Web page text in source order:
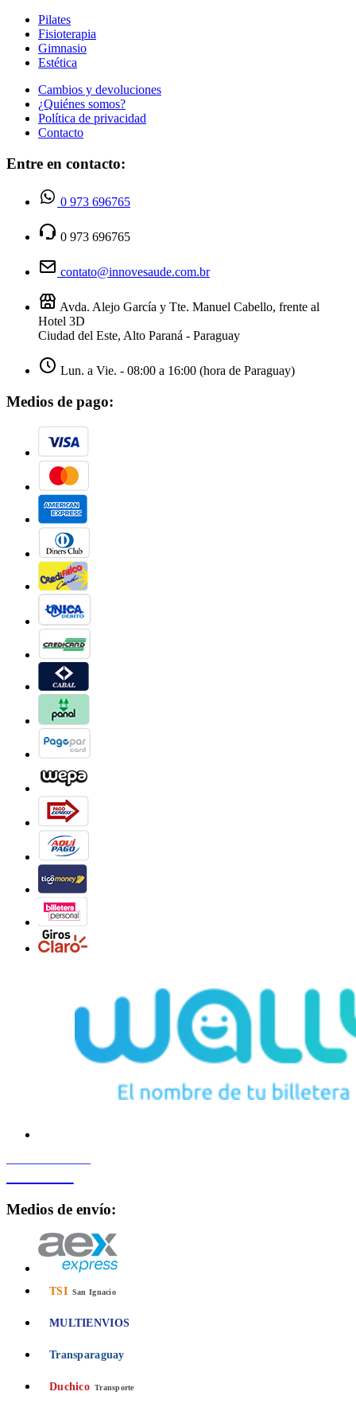
Pilates
Fisioterapia
Gimnasio
Estética
Cambios y devoluciones
¿Quiénes somos?
Política de privacidad
Contacto
Entre en contacto:
0 973 696765
0 973 696765
contato@innovesaude.com.br
Avda. Alejo García y Tte. Manuel Cabello, frente al
Hotel 3D
Ciudad del Este, Alto Paraná - Paraguay
Lun. a Vie. - 08:00 a 16:00 (hora de Paraguay)
Medios de pago:
Medios de envío:
TSI San Ignacio
MULTIENVIOS
Transparaguay
Duchico Transporte